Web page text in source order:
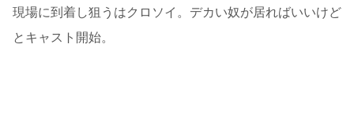
現場に到着し狙うはクロソイ。デカい奴が居ればいいけど
とキャスト開始。